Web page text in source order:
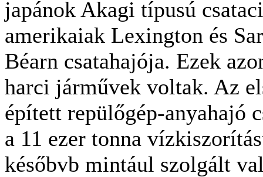
japánok Akagi típusú
amerikaiak Lexington és
Béarn csatahajója. Ezek
harci járművek voltak. Az
épített repülőgép-anyahajó
a 11 ezer tonna
későbvb mintául szolgált